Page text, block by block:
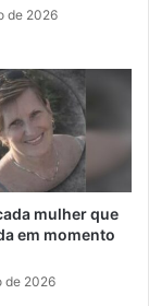
de 2026
mulher que
em momento
de 2026